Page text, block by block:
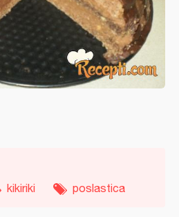
kikiriki poslastica